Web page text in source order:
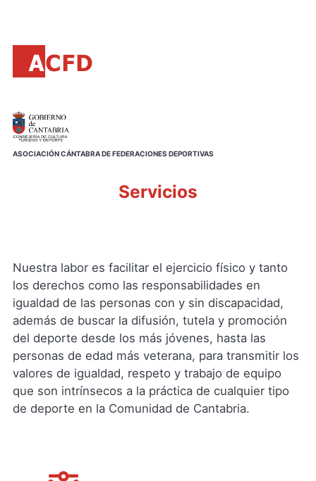
contenido
principal
ASOCIACIÓN CÁNTABRA DE FEDERACIONES DEPORTIVAS
Servicios
Nuestra labor es facilitar el ejercicio físico y tanto
los derechos como las responsabilidades en
igualdad de las personas con y sin discapacidad,
además de buscar la difusión, tutela y promoción
del deporte desde los más jóvenes, hasta las
personas de edad más veterana, para transmitir los
valores de igualdad, respeto y trabajo de equipo
que son intrínsecos a la práctica de cualquier tipo
de deporte en la Comunidad de Cantabria.